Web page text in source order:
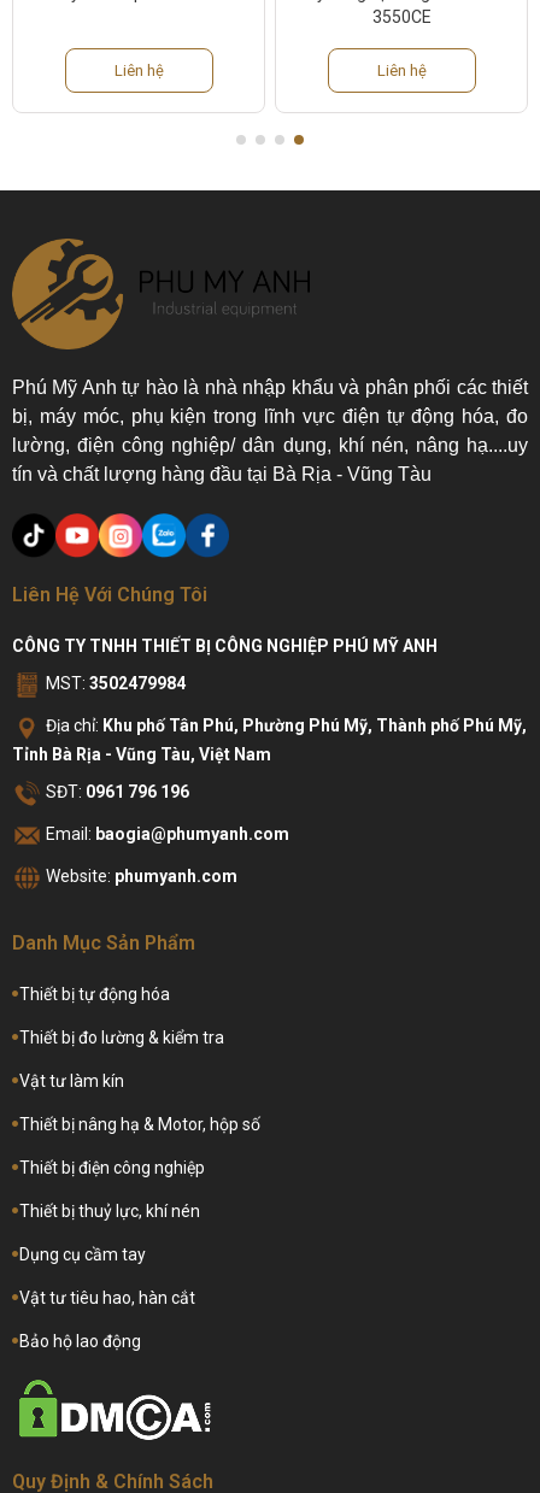
Liên hệ
3550CE
Liên hệ
Phú Mỹ Anh tự hào là nhà nhập khẩu và phân phối các thiết
bị, máy móc, phụ kiện trong lĩnh vực điện tự động hóa, đo
lường, điện công nghiệp/ dân dụng, khí nén, nâng hạ....uy
tín và chất lượng hàng đầu tại Bà Rịa - Vũng Tàu
Liên Hệ Với Chúng Tôi
CÔNG TY TNHH THIẾT BỊ CÔNG NGHIỆP PHÚ MỸ ANH
MST: 3502479984
Địa chỉ: Khu phố Tân Phú, Phường Phú Mỹ, Thành phố Phú Mỹ,
Tỉnh Bà Rịa - Vũng Tàu, Việt Nam
SĐT: 0961 796 196
Email: baogia@phumyanh.com
Website: phumyanh.com
Danh Mục Sản Phẩm
Thiết bị tự động hóa
Thiết bị đo lường & kiểm tra
Vật tư làm kín
Thiết bị nâng hạ & Motor, hộp số
Thiết bị điện công nghiệp
Thiết bị thuỷ lực, khí nén
Dụng cụ cầm tay
Vật tư tiêu hao, hàn cắt
Bảo hộ lao động
Quy Định & Chính Sách